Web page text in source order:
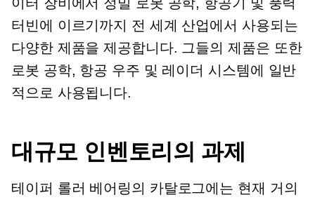
터빈에 이르기까지 전 세계 산업에서 사용되는
다양한 제품을 제공합니다. 그들의 제품은 또한
로봇 공학, 항공 우주 및 레이더 시스템에 일반
적으로 사용됩니다.
대규모 인벤토리의 과제
테이퍼 롤러 베어링의 카탈로그에는 현재 거의